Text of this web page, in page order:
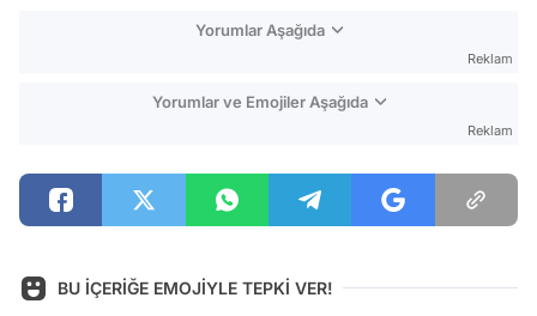
Yorumlar Aşağıda
Reklam
Yorumlar ve Emojiler Aşağıda
Reklam
BU İÇERİĞE EMOJİYLE TEPKİ VER!